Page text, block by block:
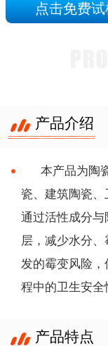
点击免费
产品介绍
本产品为陶
瓷、建筑陶瓷、
通过活性成分
层，减少水分、
发的霉变风险
程中的卫生安全
产品特点